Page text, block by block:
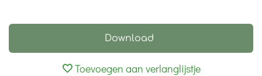
Download
Toevoegen aan verlanglijstje